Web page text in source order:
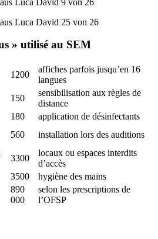
» utilisé au SEM
1200
affiches parfois jusqu’en 16
langues
150
sensibilisation aux règles de
distance
180
application de désinfectants
560
installation lors des auditions
3300
locaux ou espaces interdits
d’accès
3500
hygiène des mains
890
000
selon les prescriptions de
l’OFSP